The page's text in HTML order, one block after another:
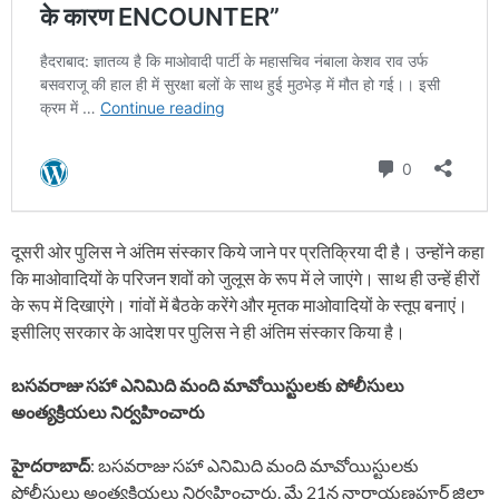
दूसरी ओर पुलिस ने अंतिम संस्कार किये जाने पर प्रतिक्रिया दी है। उन्होंने कहा
कि माओवादियों के परिजन शवों को जुलूस के रूप में ले जाएंगे। साथ ही उन्हें हीरों
के रूप में दिखाएंगे। गांवों में बैठके करेंगे और मृतक माओवादियों के स्तूप बनाएं।
इसीलिए सरकार के आदेश पर पुलिस ने ही अंतिम संस्कार किया है।
బసవరాజు సహా ఎనిమిది మంది మావోయిస్టులకు పోలీసులు
అంత్యక్రియలు నిర్వహించారు
హైదరాబాద్: బసవరాజు సహా ఎనిమిది మంది మావోయిస్టులకు
పోలీసులు అంత్యక్రియలు నిర్వహించారు. మే 21న నారాయణపూర్ జిల్లా